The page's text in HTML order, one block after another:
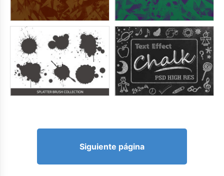
Siguiente página